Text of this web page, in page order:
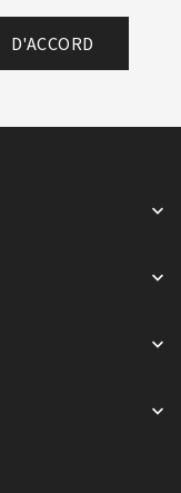



